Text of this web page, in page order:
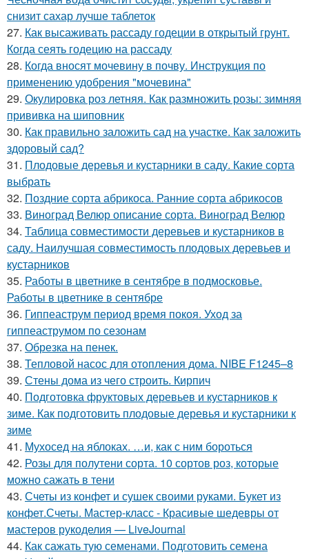
снизит сахар лучше таблеток
27. Как высаживать рассаду годеции в открытый грунт.
Когда сеять годецию на рассаду
28. Когда вносят мочевину в почву. Инструкция по
применению удобрения "мочевина"
29. Окулировка роз летняя. Как размножить розы: зимняя
прививка на шиповник
30. Как правильно заложить сад на участке. Как заложить
здоровый сад?
31. Плодовые деревья и кустарники в саду. Какие сорта
выбрать
32. Поздние сорта абрикоса. Ранние сорта абрикосов
33. Виноград Велюр описание сорта. Виноград Велюр
34. Таблица совместимости деревьев и кустарников в
саду. Наилучшая совместимость плодовых деревьев и
кустарников
35. Работы в цветнике в сентябре в подмосковье.
Работы в цветнике в сентябре
36. Гиппеаструм период время покоя. Уход за
гиппеаструмом по сезонам
37. Обрезка на пенек.
38. Тепловой насос для отопления дома. NIBE F1245–8
39. Стены дома из чего строить. Кирпич
40. Подготовка фруктовых деревьев и кустарников к
зиме. Как подготовить плодовые деревья и кустарники к
зиме
41. Мухосед на яблоках. …и, как с ним бороться
42. Розы для полутени сорта. 10 сортов роз, которые
можно сажать в тени
43. Счеты из конфет и сушек своими руками. Букет из
конфет.Счеты. Мастер-класс - Красивые шедевры от
мастеров рукоделия — LiveJournal
44. Как сажать тую семенами. Подготовить семена